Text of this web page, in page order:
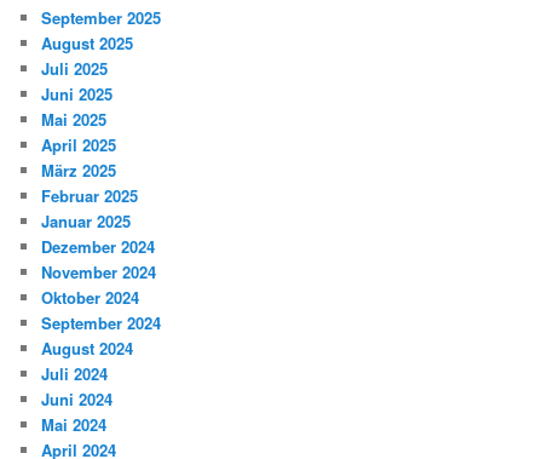
September 2025
August 2025
Juli 2025
Juni 2025
Mai 2025
April 2025
März 2025
Februar 2025
Januar 2025
Dezember 2024
November 2024
Oktober 2024
September 2024
August 2024
Juli 2024
Juni 2024
Mai 2024
April 2024